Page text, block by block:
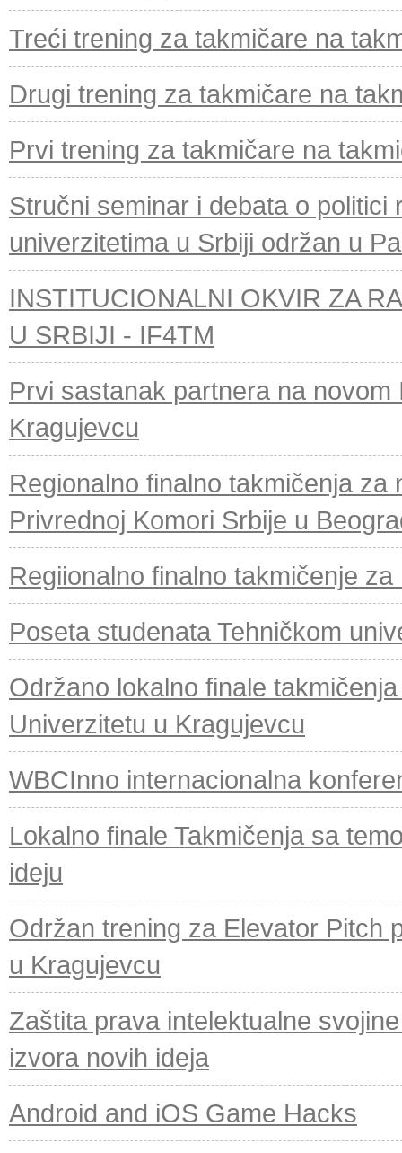
Treći trening za takmičare na
Drugi trening za takmičare na
Prvi trening za takmičare na
Stručni seminar i debata o
univerzitetima u Srbiji održan u
INSTITUCIONALNI OKVIR ZA
U SRBIJI - IF4TM
Prvi sastanak partnera na
Kragujevcu
Regionalno finalno takmičenja
Privrednoj Komori Srbije u
Regiionalno finalno takmičenje
Poseta studenata Tehničkom
Održano lokalno finale
Univerzitetu u Kragujevcu
WBCInno internacionalna
Lokalno finale Takmičenja sa
ideju
Održan trening za Elevator Pitch
u Kragujevcu
Zaštita prava intelektualne
izvora novih ideja
Android and iOS Game Hacks